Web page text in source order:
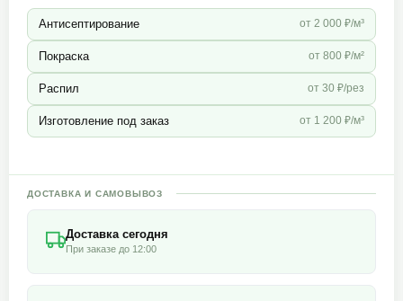
Антисептирование от 2 000 ₽/м³
Покраска от 800 ₽/м²
Распил от 30 ₽/рез
Изготовление под заказ от 1 200 ₽/м³
ДОСТАВКА И САМОВЫВОЗ
Доставка сегодня
При заказе до 12:00